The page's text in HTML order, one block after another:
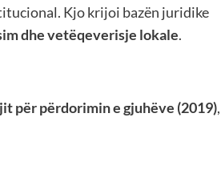
Kjo krijoi bazën juridike
dhe vetëqeverisje lokale.
për përdorimin e gjuhëve (2019),